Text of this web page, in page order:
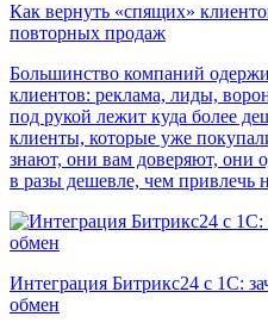
Как вернуть «спящих»
повторных продаж
Большинство компаний
клиентов: реклама, лиды,
под рукой лежит куда более
клиенты, которые уже
знают, они вам доверяют, они
в разы дешевле, чем привлечь
Интеграция Битрикс24 с 1С:
обмен